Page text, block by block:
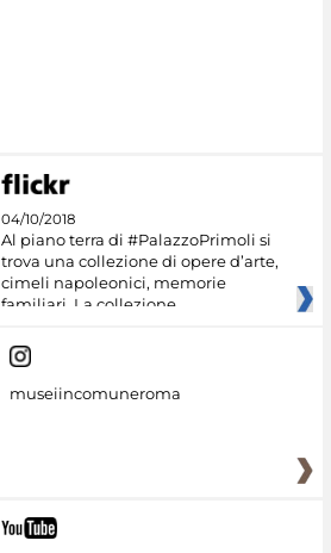
04/10/2018
Al piano terra di #PalazzoPrimoli si
trova una collezione di opere d’arte,
cimeli napoleonici, memorie
familiari. La collezione
museiincomuneroma